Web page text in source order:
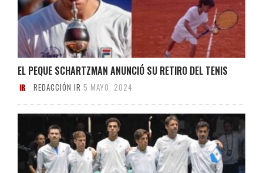
EL PEQUE SCHARTZMAN ANUNCIÓ SU RETIRO DEL TENIS
REDACCIÓN IR 5 MAYO, 2024